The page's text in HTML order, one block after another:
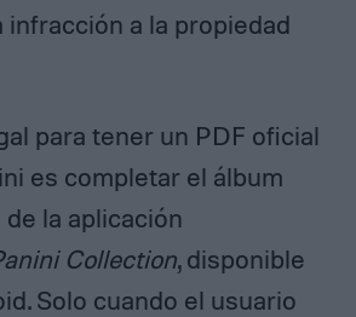
a la propiedad
para tener un PDF oficial
es completar el álbum
la aplicación
Collection, disponible
Solo cuando el usuario